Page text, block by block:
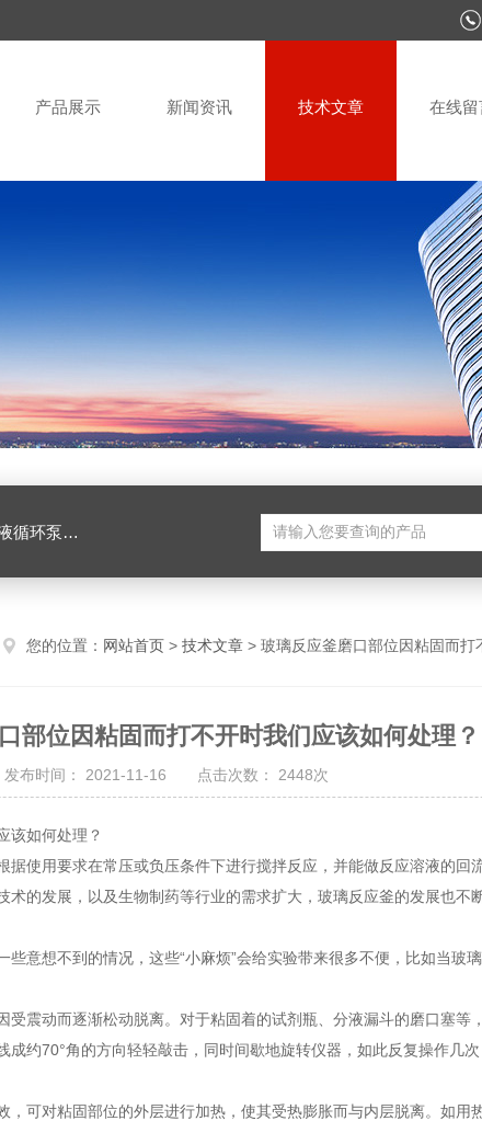
产品展示 新闻资讯 技术文章 在线留
实验仪器
您的位置： 网站首页 > 技术文章 > 玻璃反应釜磨口部位因粘固而打
部位因粘固而打不开时我们应该如何处理？
发布时间： 2021-11-16 点击次数： 2448次
如何处理？
使用要求在常压或负压条件下进行搅拌反应，并能做反应溶液的回
的发展，以及生物制药等行业的需求扩大，玻璃反应釜的发展也不
想不到的情况，这些“小麻烦”会给实验带来很多不便，比如当玻
震动而逐渐松动脱离。对于粘固着的试剂瓶、分液漏斗的磨口塞等
约70°角的方向轻轻敲击，同时间歇地旋转仪器，如此反复操作几
可对粘固部位的外层进行加热，使其受热膨胀而与内层脱离。如用